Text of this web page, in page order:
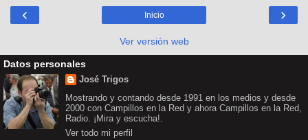
‹ ›
Inicio
Ver versión web
Datos personales
José Trigos
Mostrando y contando desde 1991 en los medios y desde
2000 con Campillos en la Red y ahora Campillos en la Red,
Radio. ¡Mira y escucha!.
Ver todo mi perfil